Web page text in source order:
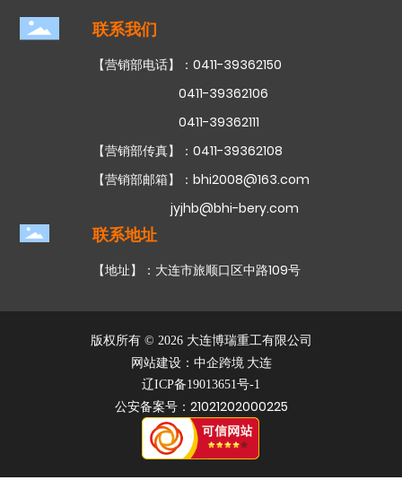
联系我们
【营销部电话】：0411-39362150
0411-39362106
0411-39362111
【营销部传真】：0411-39362108
【营销部邮箱】：bhi2008@163.com
jyjhb@bhi-bery.com
联系地址
【地址】：大连市旅顺口区中路109号
版权所有 © 2026 大连博瑞重工有限公司
网站建设：中企跨境 大连
辽ICP备19013651号-1
公安备案号：21021202000225